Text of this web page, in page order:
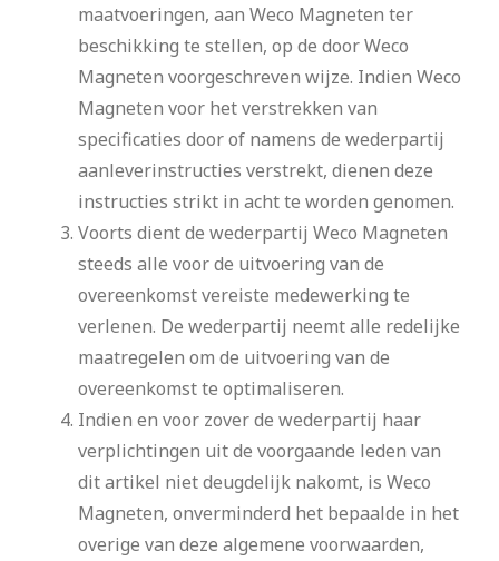
maatvoeringen, aan Weco Magneten ter
beschikking te stellen, op de door Weco
Magneten voorgeschreven wijze. Indien Weco
Magneten voor het verstrekken van
specificaties door of namens de wederpartij
aanleverinstructies verstrekt, dienen deze
instructies strikt in acht te worden genomen.
Voorts dient de wederpartij Weco Magneten
steeds alle voor de uitvoering van de
overeenkomst vereiste medewerking te
verlenen. De wederpartij neemt alle redelijke
maatregelen om de uitvoering van de
overeenkomst te optimaliseren.
Indien en voor zover de wederpartij haar
verplichtingen uit de voorgaande leden van
dit artikel niet deugdelijk nakomt, is Weco
Magneten, onverminderd het bepaalde in het
overige van deze algemene voorwaarden,